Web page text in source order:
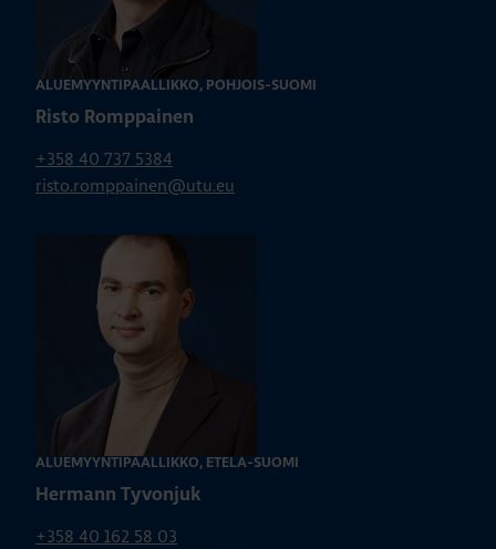
ALUEMYYNTIPÄÄLLIKKÖ, POHJOIS-SUOMI
Risto Romppainen
+358 40 737 5384
risto.romppainen@utu.eu
ALUEMYYNTIPÄÄLLIKKÖ, ETELÄ-SUOMI
Hermann Tyvonjuk
+358 40 162 58 03